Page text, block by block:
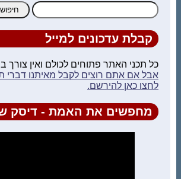
חיפוש:
קבלת עדכונים למייל
כל תכני האתר פתוחים לכולם ואין צורך
אבל אם אתם רוצים לקבל מאיתנו דברי
לחצו כאן להירשם.
מחפשים את האמת - דיסק